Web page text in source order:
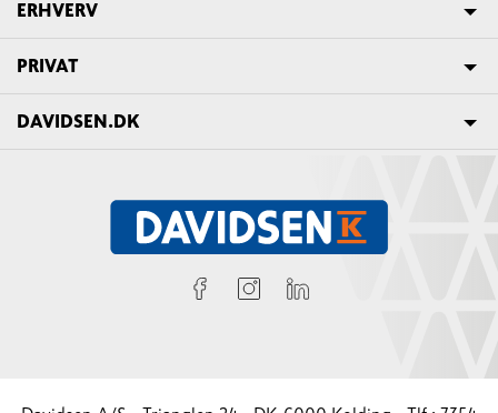
ERHVERV
PRIVAT
DAVIDSEN.DK